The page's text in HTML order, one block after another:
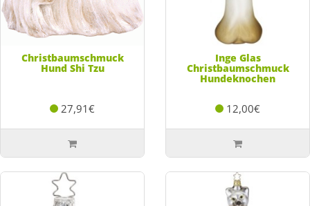
Christbaumschmuck
Hund Shi Tzu
27,91€
Inge Glas
Christbaumschmuck
Hundeknochen
12,00€